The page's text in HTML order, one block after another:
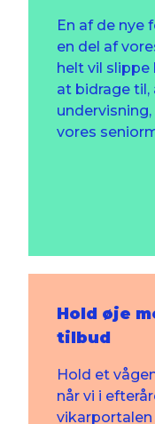
En af de nye
en del af
helt vil
at bidrage til,
vores
Hold øje
tilbud
Hold et
når vi i